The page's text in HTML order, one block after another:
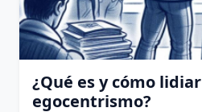
¿Qué es y cómo
egocentrismo?